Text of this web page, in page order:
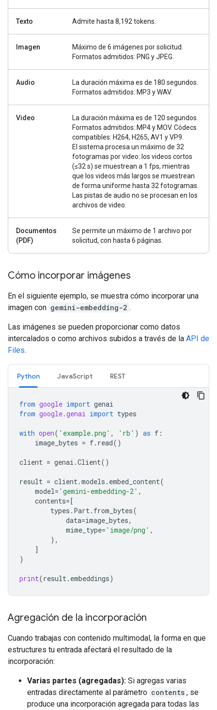
Texto Admite hasta 8,192 tokens.
Imagen
Máximo de 6 imágenes por solicitud.
Formatos admitidos: PNG y JPEG.
Audio
La duración máxima es de 180 segundos.
Formatos admitidos: MP3 y WAV.
Video
La duración máxima es de 120 segundos.
Formatos admitidos: MP4 y MOV. Códecs
compatibles: H264, H265, AV1 y VP9.
El sistema procesa un máximo de 32
fotogramas por video: los videos cortos
(≤32 s) se muestrean a 1 fps, mientras
que los videos más largos se muestrean
de forma uniforme hasta 32 fotogramas.
Las pistas de audio no se procesan en los
archivos de video.
Documentos
(PDF)
Se permite un máximo de 1 archivo por
solicitud, con hasta 6 páginas.
Cómo incorporar imágenes
En el siguiente ejemplo, se muestra cómo incorporar una
imagen con gemini-embedding-2 .
Las imágenes se pueden proporcionar como datos
intercalados o como archivos subidos a través de la API de
Files.
Python JavaScript REST
from google import genai
from google.genai import types
with open( 'example.png' , 'rb' ) as f :
image_bytes = f. read()
client = genai .Client()
result = client.models . embed_content(
model= 'gemini-embedding-2' ,
contents=[
types . Part. from_bytes(
data=image_bytes,
mime_type= 'image/png' ,
),
]
)
print(result. embeddings)
Agregación de la incorporación
Cuando trabajas con contenido multimodal, la forma en que
estructures tu entrada afectará el resultado de la
incorporación:
Varias partes (agregadas): Si agregas varias
entradas directamente al parámetro contents , se
produce una incorporación agregada para todas las